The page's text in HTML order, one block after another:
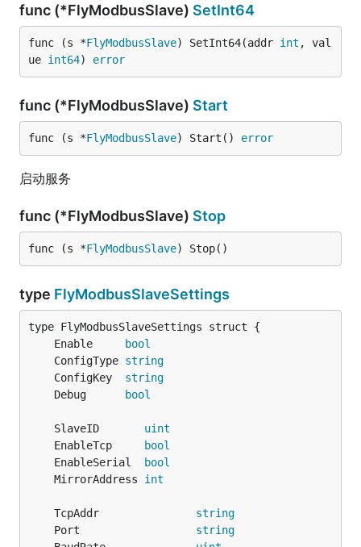
func (*FlyModbusSlave) SetInt64
func (s *FlyModbusSlave) SetInt64(addr int , val
ue int64) error
func (*FlyModbusSlave) Start
func (s *FlyModbusSlave) Start() error
启动服务
func (*FlyModbusSlave) Stop
func (s *FlyModbusSlave) Stop()
type FlyModbusSlaveSettings
	Enable
bool
	ConfigType
string
	ConfigKey
string
	Debug
bool
	SlaveID
uint
	EnableTcp
bool
	EnableSerial
bool
	MirrorAddress
int
	TcpAddr
string
	Port
string